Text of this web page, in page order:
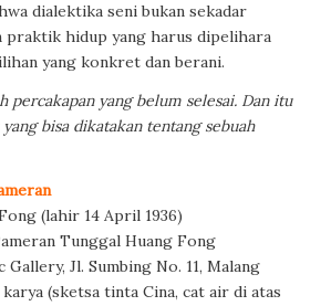
dialektika seni bukan sekadar
praktik hidup yang harus dipelihara
yang konkret dan berani.
percakapan yang belum selesai. Dan itu
bisa dikatakan tentang sebuah
(lahir 14 April 1936)
Tunggal Huang Fong
Jl. Sumbing No. 11, Malang
karya (sketsa tinta Cina, cat air di atas